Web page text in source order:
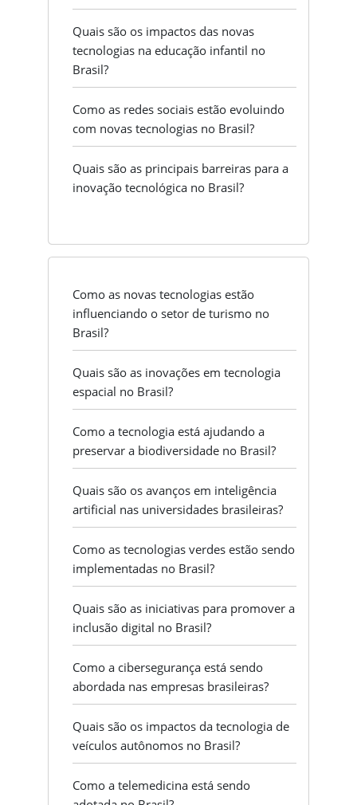
Quais são os impactos das novas
tecnologias na educação infantil no
Brasil?
Como as redes sociais estão evoluindo
com novas tecnologias no Brasil?
Quais são as principais barreiras para a
inovação tecnológica no Brasil?
Como as novas tecnologias estão
influenciando o setor de turismo no
Brasil?
Quais são as inovações em tecnologia
espacial no Brasil?
Como a tecnologia está ajudando a
preservar a biodiversidade no Brasil?
Quais são os avanços em inteligência
artificial nas universidades brasileiras?
Como as tecnologias verdes estão sendo
implementadas no Brasil?
Quais são as iniciativas para promover a
inclusão digital no Brasil?
Como a cibersegurança está sendo
abordada nas empresas brasileiras?
Quais são os impactos da tecnologia de
veículos autônomos no Brasil?
Como a telemedicina está sendo